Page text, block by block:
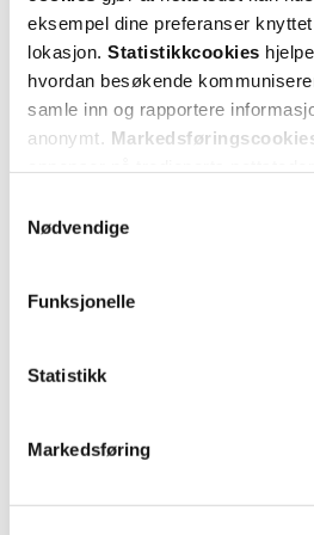
eksempel dine preferanser
lokasjon. Statistikkcookies
hvordan besøkende
samle inn og rapportere
anonymt.
Nødvendige
Funksjonelle
Statistikk
Markedsføring
Otribaby
Saltvannsløsning,
Utforske Otribaby